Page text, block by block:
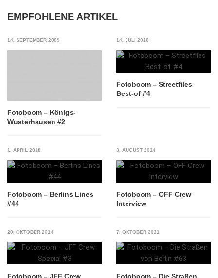
EMPFOHLENE ARTIKEL
14. SEPTEMBER 2009
Fotoboom – Königs-
Wusterhausen #2
14. JULI 2010
Fotoboom – Streetfiles
Best-of #4
1. APRIL 2018
Fotoboom – Berlins Lines
#44
3. AUGUST 2014
Fotoboom – OFF Crew
Interview
20. OKTOBER 2014
Fotoboom – JFF Crew
7. OKTOBER 2021
Fotoboom – Die Straßen